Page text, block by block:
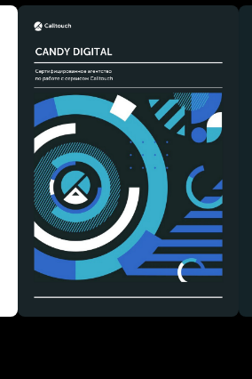
Обращаем ваше внимание на то, что данный Интернет-сайт носит
исключительно информационный характер и ни при каких условиях не
является публичной офертой, определяемой положениями Статьи 437
Гражданского кодекса Российской Федерации. Для получения подробной
информации о стоимости услуг, обращайтесь к менеджерам. 18+ ИП
Ласукова Екатерина Борисовна,
ОГРНИП 319508100049721, ИНН
503129204923
Сертификат ТМ
© 2016 Candy Digital
Политика конфиденциальности
Предупреждение о процедуре сбора и